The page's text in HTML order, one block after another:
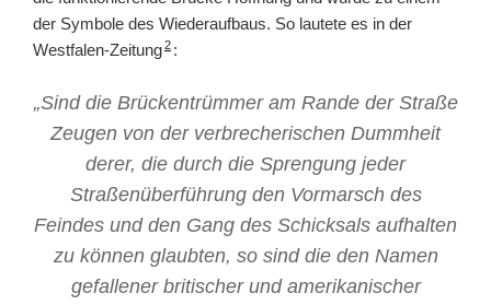
der Symbole des Wiederaufbaus. So lautete es in der
Westfalen-Zeitung2 :
„Sind die Brückentrümmer am Rande der Straße
Zeugen von der verbrecherischen Dummheit
derer, die durch die Sprengung jeder
Straßenüberführung den Vormarsch des
Feindes und den Gang des Schicksals aufhalten
zu können glaubten, so sind die den Namen
gefallener britischer und amerikanischer